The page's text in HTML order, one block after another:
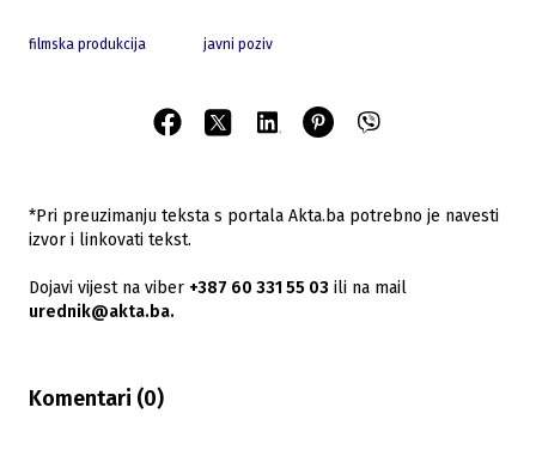
filmska produkcija javni poziv
*Pri preuzimanju teksta s portala Akta.ba potrebno je navesti
izvor i linkovati tekst.
Dojavi vijest na viber +387 60 331 55 03 ili na mail
urednik@akta.ba.
Komentari (0)